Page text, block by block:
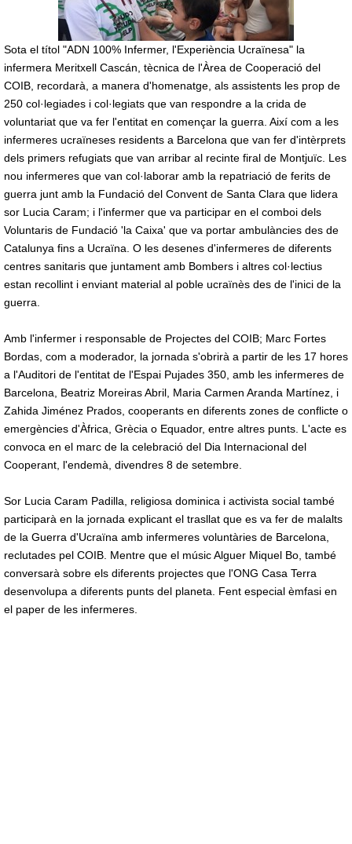
Sota el títol "ADN 100% Infermer, l'Experiència Ucraïnesa" la
infermera Meritxell Cascán, tècnica de l'Àrea de Cooperació del
COIB, recordarà, a manera d'homenatge, als assistents les prop de
250 col·legiades i col·legiats que van respondre a la crida de
voluntariat que va fer l'entitat en començar la guerra. Així com a les
infermeres ucraïneses residents a Barcelona que van fer d'intèrprets
dels primers refugiats que van arribar al recinte firal de Montjuïc. Les
nou infermeres que van col·laborar amb la repatriació de ferits de
guerra junt amb la Fundació del Convent de Santa Clara que lidera
sor Lucia Caram; i l'infermer que va participar en el comboi dels
Voluntaris de Fundació 'la Caixa' que va portar ambulàncies des de
Catalunya fins a Ucraïna. O les desenes d'infermeres de diferents
centres sanitaris que juntament amb Bombers i altres col·lectius
estan recollint i enviant material al poble ucraïnès des de l'inici de la
guerra.
Amb l'infermer i responsable de Projectes del COIB; Marc Fortes
Bordas, com a moderador, la jornada s'obrirà a partir de les 17 hores
a l'Auditori de l'entitat de l'Espai Pujades 350, amb les infermeres de
Barcelona, Beatriz Moreiras Abril, Maria Carmen Aranda Martínez, i
Zahida Jiménez Prados, cooperants en diferents zones de conflicte o
emergències d'Àfrica, Grècia o Equador, entre altres punts. L'acte es
convoca en el marc de la celebració del Dia Internacional del
Cooperant, l'endemà, divendres 8 de setembre.
Sor Lucia Caram Padilla, religiosa dominica i activista social també
participarà en la jornada explicant el trasllat que es va fer de malalts
de la Guerra d'Ucraïna amb infermeres voluntàries de Barcelona,
reclutades pel COIB. Mentre que el músic Alguer Miquel Bo, també
conversarà sobre els diferents projectes que l'ONG Casa Terra
desenvolupa a diferents punts del planeta. Fent especial èmfasi en
el paper de les infermeres.